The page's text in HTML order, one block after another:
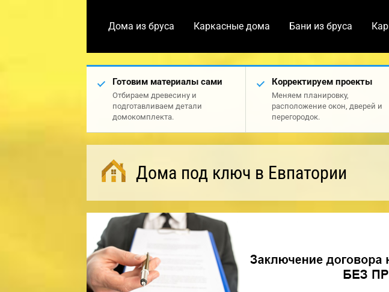
Дома из бруса Каркасные дома Бани из бруса
Готовим материалы сами
Отбираем древесину и
подготавливаем детали
домокомплекта.
Корректируем проекты
Меняем планировку,
расположение окон, дверей и
перегородок.
Дома под ключ в Евпатории